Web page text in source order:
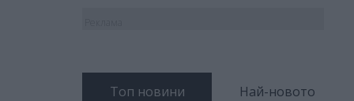
Топ новини Най-новото